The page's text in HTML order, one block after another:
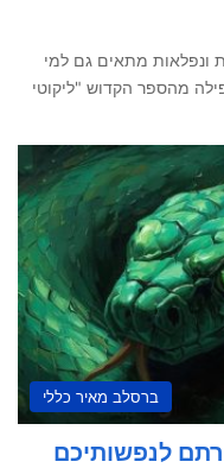
ונפלאות מתאים גם למי
מהספר הקדוש "ליקוטי
ברסלב מאיר כללי